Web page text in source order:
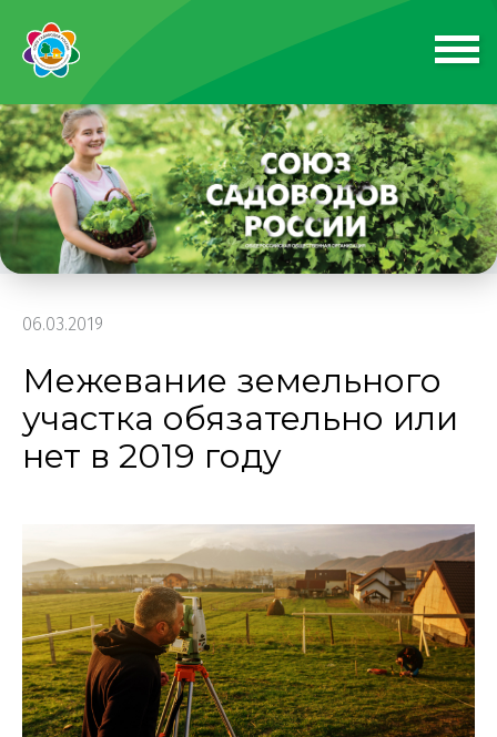
06.03.2019
Межевание земельного
участка обязательно или
нет в 2019 году